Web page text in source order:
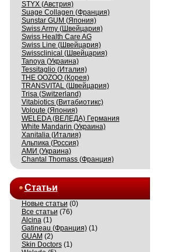
STYX (Австрия)
Suage Collagen (Франция)
Sunstar GUM (Япония)
Swiss Army (Швейцария)
Swiss Health Care AG
Swiss Line (Швейцария)
Swissсlinical (Швейцария)
Tanoya (Украина)
Tessitaglio (Италия)
THE OOZOO (Корея)
TRANSVITAL (Швейцария)
Trisa (Switzerland)
Vitabiotics (Витабиотикс)
Voloute (Япония)
WELEDA (ВЕЛЕДА) Германия
White Mandarin (Украина)
Xanitalia (Италия)
Альпика (Россия)
АМИ (Украина)
Сhantal Thomass (Франция)
Статьи
Новые статьи (0)
Все статьи (76)
Alcina(1)
Gatineau (Франция)(1)
GUAM (2)
Skin Doctors(1)